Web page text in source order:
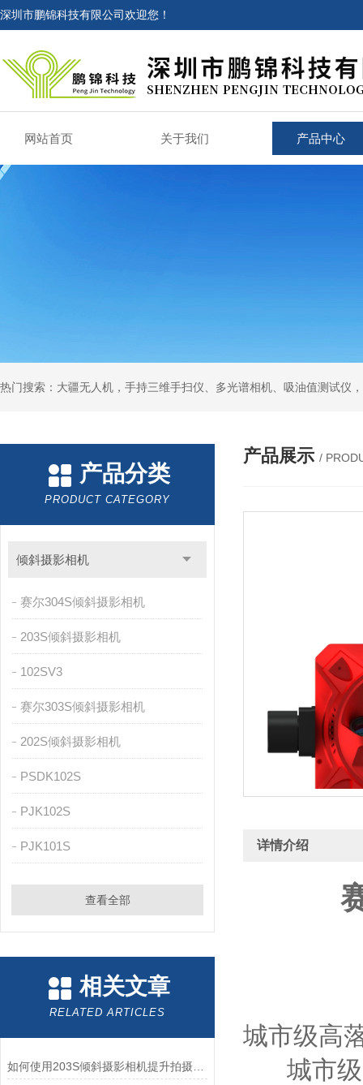
深圳市鹏锦科技有限公司欢迎您！
网站首页 关于我们 产品中心
热门搜索：大疆无人机，手持三维手扫仪、多光谱相机、吸油值测试仪
产品分类
PRODUCT CATEGORY
倾斜摄影相机
赛尔304S倾斜摄影相机
203S倾斜摄影相机
102SV3
赛尔303S倾斜摄影相机
202S倾斜摄影相机
PSDK102S
PJK102S
PJK101S
查看全部
相关文章
RELATED ARTICLES
如何使用203S倾斜摄影相机提升拍摄效果？
产品展示 /
详情介绍
城市级高
城市级